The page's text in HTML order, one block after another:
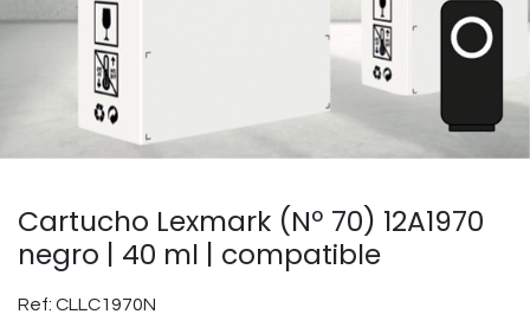
Cartucho Lexmark (Nº 70) 12A1970
negro | 40 ml | compatible
Ref: CLLC1970N